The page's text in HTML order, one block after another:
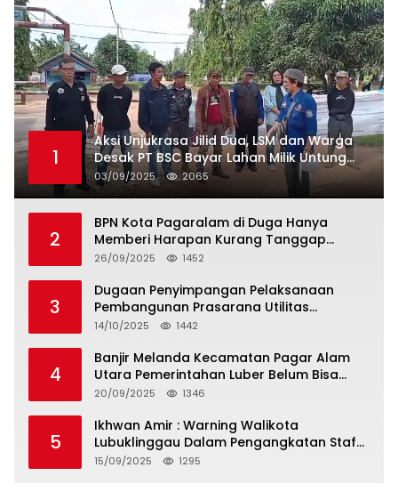
1
Aksi Unjukrasa Jilid Dua, LSM dan Warga
Desak PT BSC Bayar Lahan Milik Untung
Suropati
03/09/2025 2065
2
BPN Kota Pagaralam di Duga Hanya
Memberi Harapan Kurang Tanggap
Terkait Sertifikat Tumpang Tindih
26/09/2025 1452
3
Dugaan Penyimpangan Pelaksanaan
Pembangunan Prasarana Utilitas
Permukiman Desa Pajar Bulan
14/10/2025 1442
4
Banjir Melanda Kecamatan Pagar Alam
Utara Pemerintahan Luber Belum Bisa
Mengatasi Banjir
20/09/2025 1346
5
Ikhwan Amir : Warning Walikota
Lubuklinggau Dalam Pengangkatan Staf
Khusus
15/09/2025 1295